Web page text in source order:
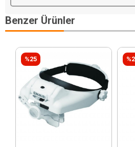
Benzer Ürünler
%25